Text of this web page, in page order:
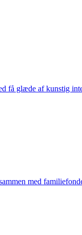
glæde af kunstig
med